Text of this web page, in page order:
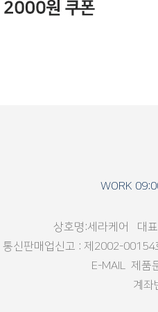
WORK
상호명:세라케어 대
통신판매업신고 : 제2002-
E-MAIL 제품
계좌